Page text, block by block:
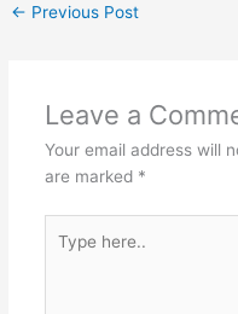
← Previous Post
Leave a
Your email address will
are marked *
here..